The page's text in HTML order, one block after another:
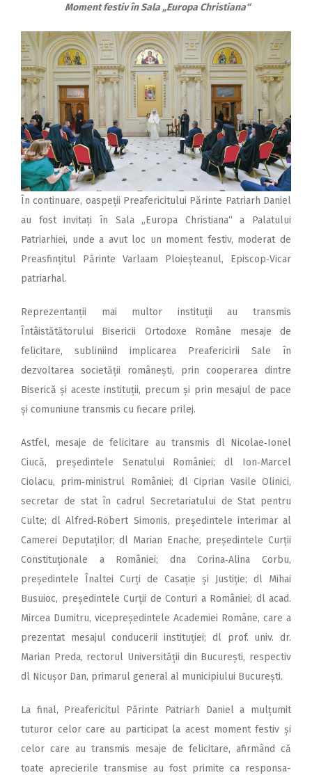
Moment festiv în Sala „Europa Christiana“
În continuare, oaspeții Preafericitului Părinte Patriarh Daniel
au fost invitați în Sala „Europa Christiana“ a Palatului
Patriarhiei, unde a avut loc un moment festiv, moderat de
Preasfințitul Părinte Varlaam Ploieșteanul, Epis­cop‑Vicar
patriarhal.
Reprezentanții mai multor instituții au transmis
Întâistătătorului Bisericii Ortodoxe Române mesaje de
felicitare, subliniind implicarea Preafericirii Sale în
dezvoltarea socie­tății românești, prin cooperarea dintre
Biserică și aceste instituții, precum și prin mesajul de pace
și comuniune transmis cu fiecare prilej.
Astfel, mesaje de felicitare au transmis dl Nicolae‑Ionel
Ciucă, președintele Senatului României; dl Ion‑Marcel
Ciolacu, prim‑ministrul României; dl Ciprian Vasile Olinici,
secretar de stat în cadrul Secretariatului de Stat pentru
Culte; dl Alfred‑Robert Simonis, președintele interimar al
Camerei Deputaților; dl Marian Enache, președintele Curții
Constituționale a României; dna Corina‑Alina Corbu,
președintele Înal­tei Curți de Casație și Justiție; dl Mihai
Busuioc, președintele Curții de Conturi a României; dl acad.
Mircea Dumitru, vicepreședintele Academiei Române, care a
prezentat mesajul conducerii instituției; dl prof. univ. dr.
Marian Preda, rectorul Univer­sității din București, respectiv
dl Nicușor Dan, primarul general al municipiului București.
La final, Preafericitul Părinte Patriarh Daniel a mulțumit
tuturor celor care au participat la acest moment festiv și
celor care au transmis mesaje de felicitare, afirmând că
toate aprecierile transmise au fost primite ca responsa­